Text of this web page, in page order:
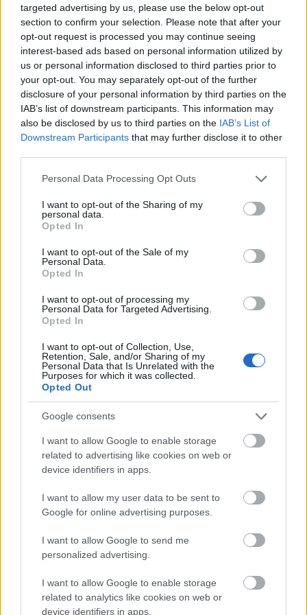
targeted advertising by us, please use the below opt-out
section to confirm your selection. Please note that after your
opt-out request is processed you may continue seeing
interest-based ads based on personal information utilized by
us or personal information disclosed to third parties prior to
your opt-out. You may separately opt-out of the further
disclosure of your personal information by third parties on the
IAB’s list of downstream participants. This information may
also be disclosed by us to third parties on the IAB’s List of
Downstream Participants that may further disclose it to other
Please note that this website/app uses one or more Google
not limited to your visit or usage behaviour. You may click to
grant or deny consent to Google and its third-party tags to
use your data for below specified purposes in below Google
consent section.
Personal Data Processing Opt Outs
I want to opt-out of the Sharing of my
personal data.
Opted In
I want to opt-out of the Sale of my
Personal Data.
Opted In
I want to opt-out of processing my
Personal Data for Targeted Advertising.
Opted In
I want to opt-out of Collection, Use,
Retention, Sale, and/or Sharing of my
Personal Data that Is Unrelated with the
Purposes for which it was collected.
Opted Out
Google consents
I want to allow Google to enable storage
related to advertising like cookies on web or
device identifiers in apps.
I want to allow my user data to be sent to
Google for online advertising purposes.
I want to allow Google to send me
personalized advertising.
I want to allow Google to enable storage
related to analytics like cookies on web or
device identifiers in apps.
recuperación. En cuanto se ponga en forma, debería ser un
fijo en la alineación y un jugador, a priori, recomendable en
Comunio a medio plazo. Su precio inicial es de 1 millón de
euros.
Recomendable: 3/5
Tajon Buchanan llega al Villarreal. ¿Recomendable?
El Villarreal ha incorporado al
¿Qué podemos esperar del nuevo
Adam Aznou (Defensa, 500.000)
La más que posible salida de Lucas Rosa al Ajax ha hecho
que el Real Valladolid se cubra las espaldas con el fichaje
joven de 18 años, formado en la cantera del Barcelona,
fichó por el conjunto bávaro en verano de 2022 y debutó
con el primer equipo en 2024.
Bayern, quien ha visto con buenos ojos su cesión en el
Valladolid para que coja minutos y experiencia en una liga
tan exigente como la española.
conjunto blanquivioleta si sale finalmente Lucas Rosa, ya
que no hay en la plantilla otro jugador que pueda actuar en
esa posición. Su valor de mercado en Comunio es de
500.000 euros, así que no pierdes nada si decides
Recomendable: 2,5/5